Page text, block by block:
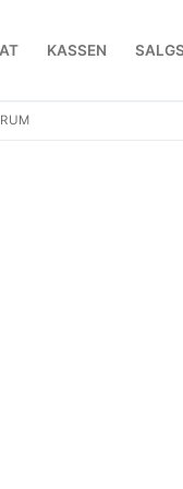
KASSEN